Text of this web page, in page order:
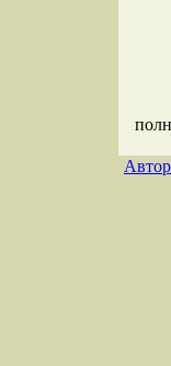
Автор